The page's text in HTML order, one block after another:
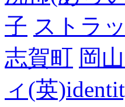
子 ストラ
志賀町 岡
ィ(英